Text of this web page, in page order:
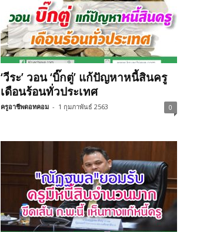
‘วีระ’ วอน ‘บิ๊กตู่’ แก้ปัญหาหนี้สินครู
เดือนร้อนทั่วประเทศ
ครูอาชีพดอทคอม - 1 กุมภาพันธ์ 2563 0